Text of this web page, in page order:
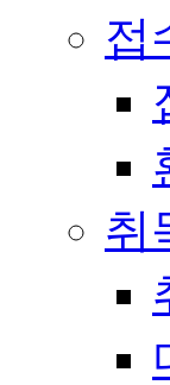
접
취